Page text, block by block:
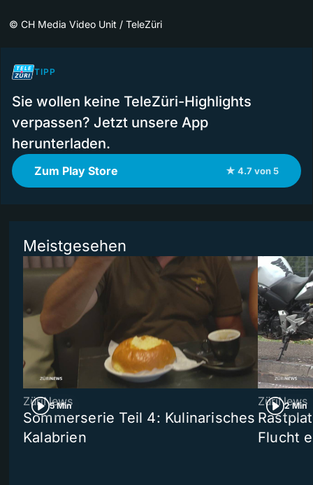
© CH Media Video Unit / TeleZüri
TIPP
Sie wollen keine TeleZüri-Highlights
verpassen? Jetzt unsere App
herunterladen.
Zum Play Store ★ 4.7 von 5
Meistgesehen
5 Min
ZüriNews
Sommerserie Teil 4: Kulinarisches
Kalabrien
2 Min
ZüriNews
Flucht